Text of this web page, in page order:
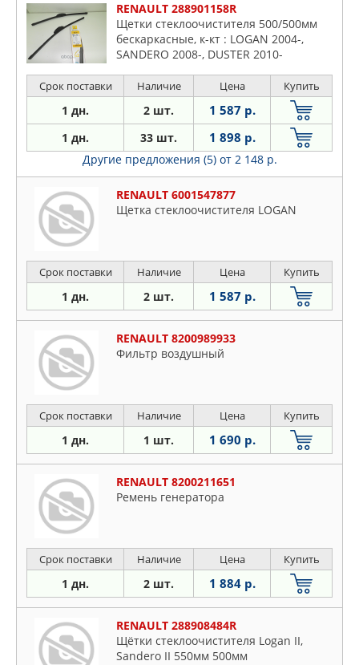
RENAULT 288901158R
Щетки стеклоочистителя 500/500мм
бескаркасные, к-кт : LOGAN 2004-,
SANDERO 2008-, DUSTER 2010-
Срок поставки Наличие Цена Купить
1 дн. 2 шт. 1 587 р.
1 дн. 33 шт. 1 898 р.
Другие предложения (5) от 2 148 р.
RENAULT 6001547877
Щетка стеклоочистителя LOGAN
Срок поставки Наличие Цена Купить
1 дн. 2 шт. 1 587 р.
RENAULT 8200989933
Фильтр воздушный
Срок поставки Наличие Цена Купить
1 дн. 1 шт. 1 690 р.
RENAULT 8200211651
Ремень генератора
Срок поставки Наличие Цена Купить
1 дн. 2 шт. 1 884 р.
RENAULT 288908484R
Щётки стеклоочистителя Logan II,
Sandero II 550мм 500мм